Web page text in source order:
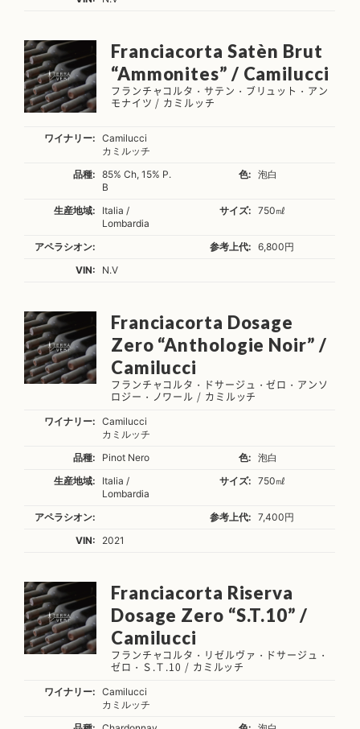
Franciacorta Satèn Brut
“Ammonites” / Camilucci
フランチャコルタ・サテン・ブリュット・アン
モナイツ / カミルッチ
ワイナリー:
Camilucci
カミルッチ
品種:
85% Ch, 15% P.
B
色: 泡白
生産地域:
Italia /
Lombardia
サイズ: 750㎖
アペラシオン: 参考上代:
6,800円
VIN:
N.V
Franciacorta Dosage
Zero “Anthologie Noir” /
Camilucci
フランチャコルタ・ドサージュ・ゼロ・アンソ
ロジー・ノワール / カミルッチ
ワイナリー:
Camilucci
カミルッチ
品種:
Pinot Nero 色:
泡白
生産地域:
Italia /
Lombardia
サイズ: 750㎖
アペラシオン: 参考上代:
7,400円
VIN:
2021
Franciacorta Riserva
Dosage Zero “S.T.10” /
Camilucci
フランチャコルタ・リゼルヴァ・ドサージュ・
ゼロ・Ｓ.Ｔ.10 / カミルッチ
ワイナリー:
Camilucci
カミルッチ